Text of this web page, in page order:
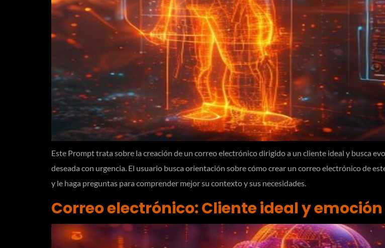
Este Prompt trata sobre la creación de un correo electrónico dirigido a un cliente ideal y busca
deseada con urgencia. El usuario busca orientación sobre cómo crear un correo electrónico de
y le haga preguntas para comprender mejor su contexto y sus necesidades.
Correo electrónico: Cliente ideal y